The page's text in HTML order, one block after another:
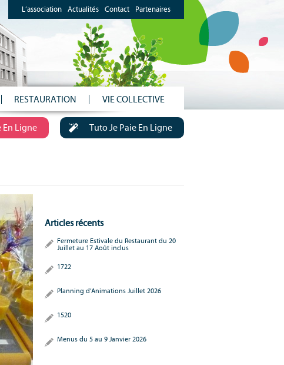
RESTAURATION VIE COLLECTIVE
L’association Actualités Contact Partenaires
En Ligne Tuto Je Paie En Ligne
Articles récents
Fermeture Estivale du Restaurant du 20
Juillet au 17 Août inclus
1722
Planning d’Animations Juillet 2026
1520
Menus du 5 au 9 Janvier 2026